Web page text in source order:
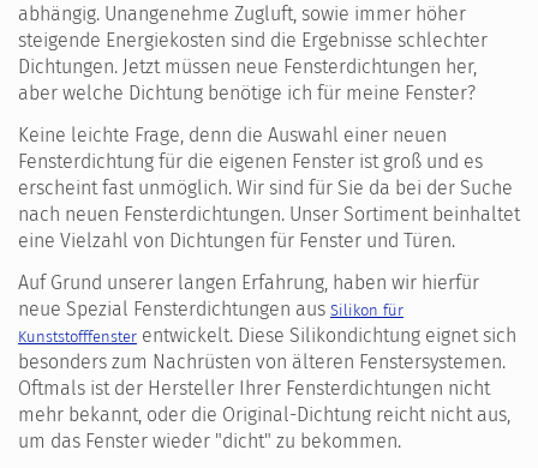
abhängig. Unangenehme Zugluft, sowie immer höher
steigende Energiekosten sind die Ergebnisse schlechter
Dichtungen. Jetzt müssen neue Fensterdichtungen her,
aber welche Dichtung benötige ich für meine Fenster?
Keine leichte Frage, denn die Auswahl einer neuen
Fensterdichtung für die eigenen Fenster ist groß und es
erscheint fast unmöglich. Wir sind für Sie da bei der Suche
nach neuen Fensterdichtungen. Unser Sortiment beinhaltet
eine Vielzahl von Dichtungen für Fenster und Türen.
Auf Grund unserer langen Erfahrung, haben wir hierfür
neue Spezial Fensterdichtungen aus Silikon für
Kunststofffenster entwickelt. Diese Silikondichtung eignet sich
besonders zum Nachrüsten von älteren Fenstersystemen.
Oftmals ist der Hersteller Ihrer Fensterdichtungen nicht
mehr bekannt, oder die Original-Dichtung reicht nicht aus,
um das Fenster wieder "dicht" zu bekommen.